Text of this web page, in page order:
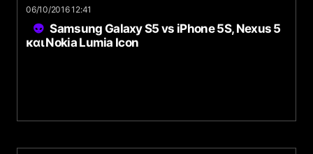
06/10/2016 12:41
Samsung Galaxy S5 vs iPhone 5S, Nexus 5
και Nokia Lumia Icon